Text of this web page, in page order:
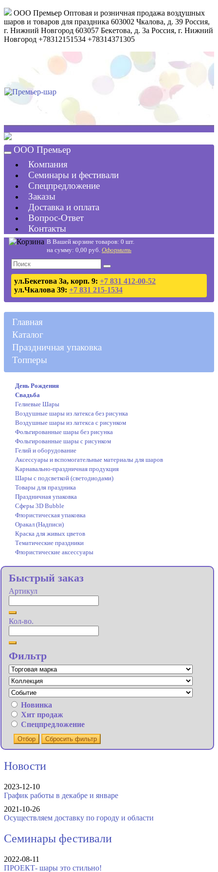
ООО Премьер Оптовая и розничная продажа воздушных
шаров и товаров для праздника 603002 Чкалова, д. 39 Россия,
г. Нижний Новгород 603057 Бекетова, д. 3а Россия, г. Нижний
Новгород +78312151534 +78314371305
ООО Премьер
Компания
Семинары и фестивали
Спецпредложение
Заказы
Доставка и оплата
Вопрос-Ответ
Контакты
В Вашей корзине товаров: 0 шт.
на сумму: 0,00 руб. Оформить
ул.Бекетова 3а, корп. 9: +7 831 412-00-52
ул.Чкалова 39: +7 831 215-1534
Главная
Каталог
Праздничная упаковка
Топперы
День Рождения
Свадьба
Гелиевые Шары
Воздушные шары из латекса без рисунка
Воздушные шары из латекса с рисунком
Фольгированные шары без рисунка
Фольгированные шары с рисунком
Гелий и оборудование
Аксессуары и вспомогательные материалы для шаров
Карнавально-праздничная продукция
Шары с подсветкой (светодиодами)
Товары для праздника
Праздничная упаковка
Сферы 3D Bubble
Флористическая упаковка
Оракал (Надписи)
Краска для живых цветов
Тематические праздники
Флористические аксессуары
Быстрый заказ
Артикул
Кол-во.
Фильтр
Новинка
Хит продаж
Спецпредложение
Отбор Сбросить фильтр
Новости
2023-12-10
График работы в декабре и январе
2021-10-26
Осуществляем доставку по городу и области
Семинары фестивали
2022-08-11
ПРОЕКТ- шары это стильно!